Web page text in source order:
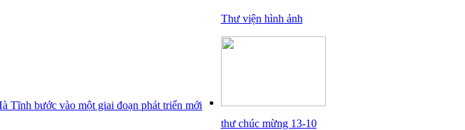
Thư viện hình ảnh
thư chúc mừng 13-10